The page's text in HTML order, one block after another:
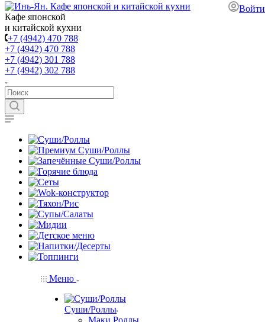
Войти
Кафе японской
и китайской кухни
+7 (4942) 470 788
+7 (4942) 470 788
+7 (4942) 301 788
+7 (4942) 302 788
Меню
Суши/Роллы
Маки Роллы